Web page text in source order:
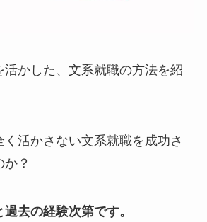
活かした、文系就職の方法を紹
活かさない文系就職を成功さ
？
去の経験次第です。